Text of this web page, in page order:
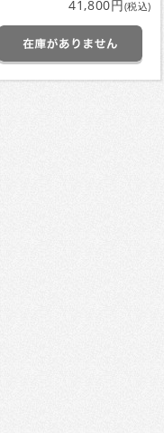
41,800円(税込)